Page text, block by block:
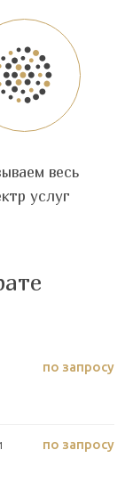
весь
услуг
по запросу
по запросу